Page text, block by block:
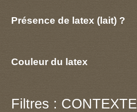
Présence de latex (lait) ?
Couleur du latex
Filtres : CONTEXTE